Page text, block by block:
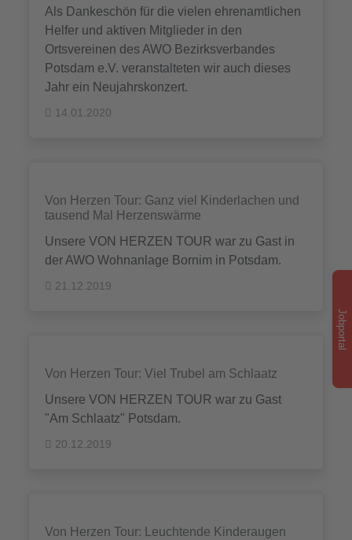
Als Dankeschön für die vielen ehrenamtlichen
Helfer und aktiven Mitglieder in den
Ortsvereinen des AWO Bezirksverbandes
Potsdam e.V. veranstalteten wir auch dieses
Jahr ein Neujahrskonzert.
14.01.2020
Von Herzen Tour: Ganz viel Kinderlachen und
tausend Mal Herzenswärme
Unsere VON HERZEN TOUR war zu Gast in
der AWO Wohnanlage Bornim in Potsdam.
21.12.2019
Von Herzen Tour: Viel Trubel am Schlaatz
Unsere VON HERZEN TOUR war zu Gast
"Am Schlaatz" Potsdam.
20.12.2019
Von Herzen Tour: Leuchtende Kinderaugen
Jobportal